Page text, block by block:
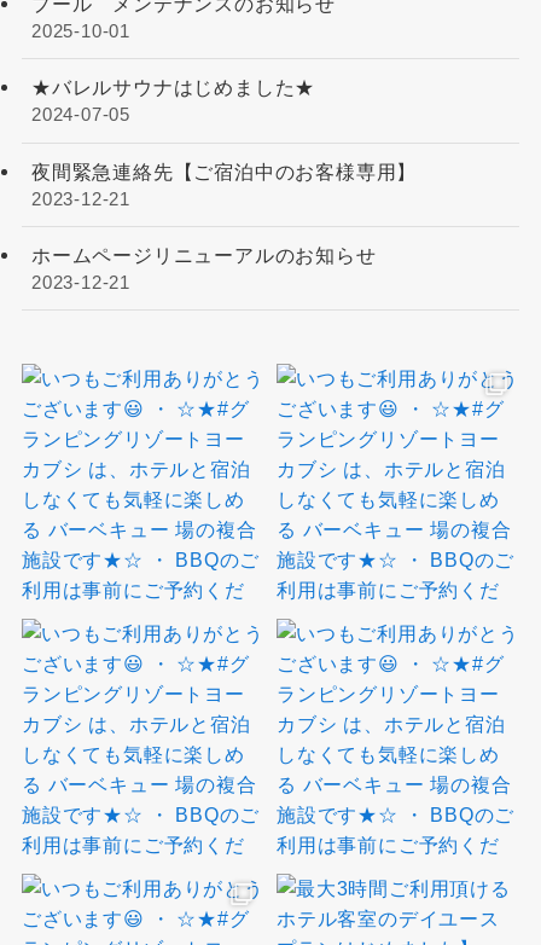
2025-10-01
★バレルサウナはじめました★
2024-07-05
夜間緊急連絡先【ご宿泊中のお客様専用】
2023-12-21
ホームページリニューアルのお知らせ
2023-12-21